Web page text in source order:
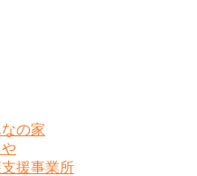
の家
援事業所